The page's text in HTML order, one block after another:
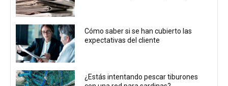
Cómo saber si se han cubierto las
expectativas del cliente
¿Estás intentando pescar tiburones